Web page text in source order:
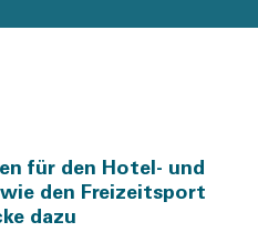
für den Hotel- und
den Freizeitsport
dazu